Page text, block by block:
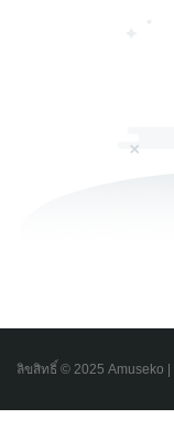
ลิขสิทธิ์ © 2025 Amuseko |